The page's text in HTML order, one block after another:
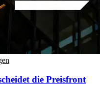
die Preisfront